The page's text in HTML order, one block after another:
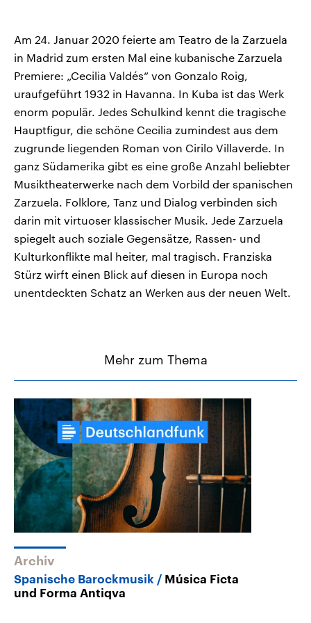
Am 24. Januar 2020 feierte am Teatro de la Zarzuela
in Madrid zum ersten Mal eine kubanische Zarzuela
Premiere: „Cecilia Valdés“ von Gonzalo Roig,
uraufgeführt 1932 in Havanna. In Kuba ist das Werk
enorm populär. Jedes Schulkind kennt die tragische
Hauptfigur, die schöne Cecilia zumindest aus dem
zugrunde liegenden Roman von Cirilo Villaverde. In
ganz Südamerika gibt es eine große Anzahl beliebter
Musiktheaterwerke nach dem Vorbild der spanischen
Zarzuela. Folklore, Tanz und Dialog verbinden sich
darin mit virtuoser klassischer Musik. Jede Zarzuela
spiegelt auch soziale Gegensätze, Rassen- und
Kulturkonflikte mal heiter, mal tragisch. Franziska
Stürz wirft einen Blick auf diesen in Europa noch
unentdeckten Schatz an Werken aus der neuen Welt.
Mehr zum Thema
Archiv
Spanische Barockmusik
Música Ficta
und Forma Antiqva